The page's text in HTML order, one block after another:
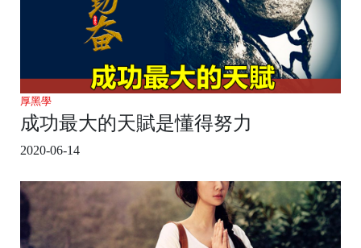
厚黑學
成功最大的天賦是懂得努力
2020-06-14